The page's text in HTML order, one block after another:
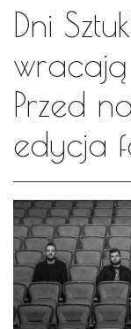
Dni
wracają
Przed
edycja